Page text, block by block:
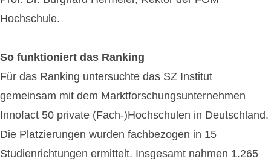
Hochschule.
So funktioniert das Ranking
Für das Ranking untersuchte das SZ Institut
gemeinsam mit dem Marktforschungsunternehmen
Innofact 50 private (Fach-)Hochschulen in Deutschland.
Die Platzierungen wurden fachbezogen in 15
Studienrichtungen ermittelt. Insgesamt nahmen 1.265